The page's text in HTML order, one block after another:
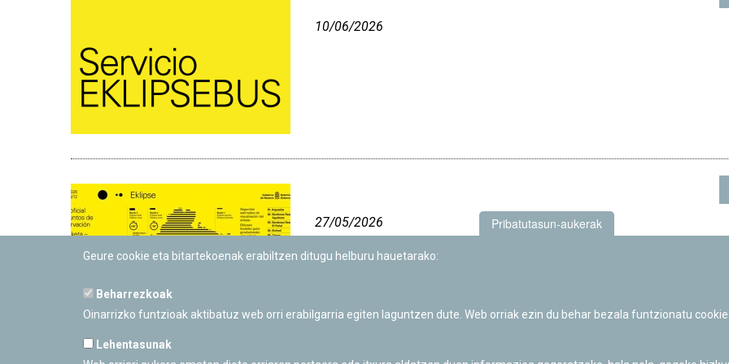
10/06/2026
27/05/2026 Pribatutasun-aukerak
Geure cookie eta bitartekoenak erabiltzen ditugu helburu hauetarako:
Beharrezkoak
Oinarrizko funtzioak aktibatuz web orri erabilgarria egiten laguntzen dute. Web orriak ezin du behar bezala funtzionatu cookie
Lehentasunak